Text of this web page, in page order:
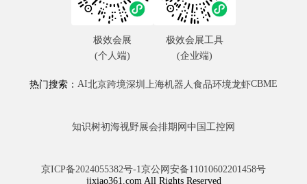
热门搜索： AI北京跨境深圳 上海机器人食品环境龙虾CBME
知识树初海视野展会排期网 中国工控网
京ICP备2024055382号-1京公网安备11010602201458号
jixiao361.com All Rights Reserved
极效会展
(个人端)
极效会展工具
(企业端)